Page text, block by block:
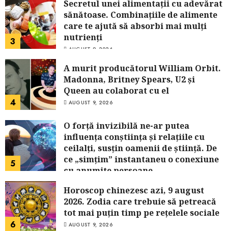
3
Secretul unei alimentații cu adevărat
sănătoase. Combinațiile de alimente
care te ajută să absorbi mai mulți
nutrienți
AUGUST 9, 2026
4
A murit producătorul William Orbit.
Madonna, Britney Spears, U2 și
Queen au colaborat cu el
AUGUST 9, 2026
5
O forță invizibilă ne-ar putea
influența conștiința și relațiile cu
ceilalți, susțin oamenii de știință. De
ce „simțim” instantaneu o conexiune
cu anumite persoane
6
Horoscop chinezesc azi, 9 august
2026. Zodia care trebuie să petreacă
tot mai puțin timp pe rețelele sociale
AUGUST 9, 2026